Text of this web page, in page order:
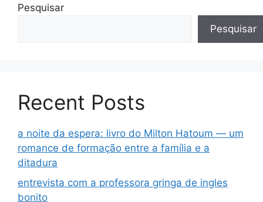
Pesquisar
Pesquisar
Recent Posts
a noite da espera: livro do Milton Hatoum — um
romance de formação entre a família e a
ditadura
entrevista com a professora gringa de ingles
bonito